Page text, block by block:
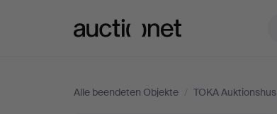
Alle beendeten Objekte / TOKA Auktionshus